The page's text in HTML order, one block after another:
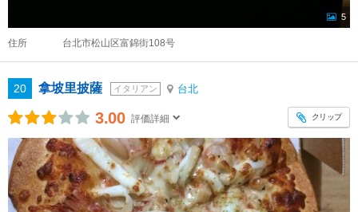
5
住所 台北市松山区富錦街108号
20 拿坡里披薩 イタリアン 台北
3.00 評価詳細 クリップ